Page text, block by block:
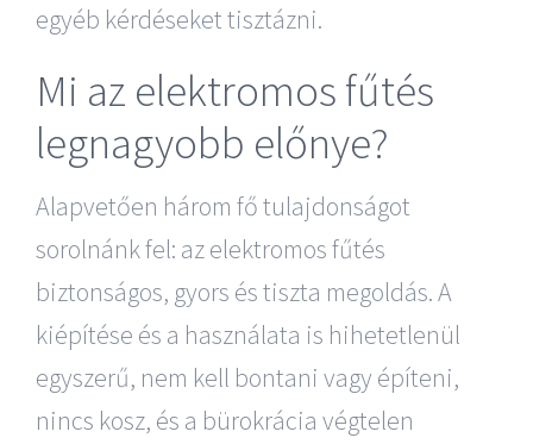
egyéb kérdéseket tisztázni.
Mi az elektromos fűtés
legnagyobb előnye?
Alapvetően három fő tulajdonságot
sorolnánk fel: az elektromos fűtés
biztonságos, gyors és tiszta megoldás. A
kiépítése és a használata is hihetetlenül
egyszerű, nem kell bontani vagy építeni,
nincs kosz, és a bürokrácia végtelen